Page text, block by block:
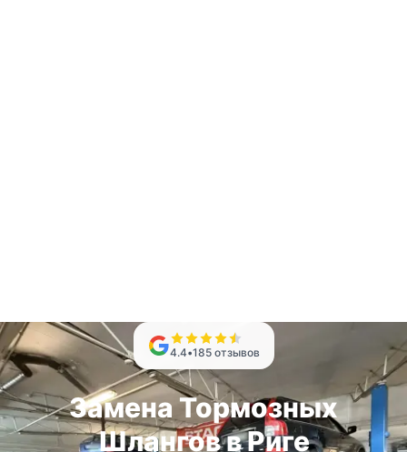
4.4•185 отзывов
Замена Тормозных
Шлангов в Риге